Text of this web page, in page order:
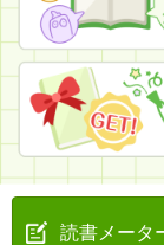
読書メータ